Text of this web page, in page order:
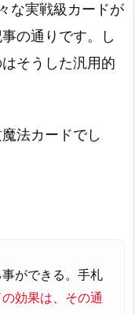
な実戦級カードが
の通りです。し
そうした汎用的
法カードでし
ができる。手札
効果は、その通